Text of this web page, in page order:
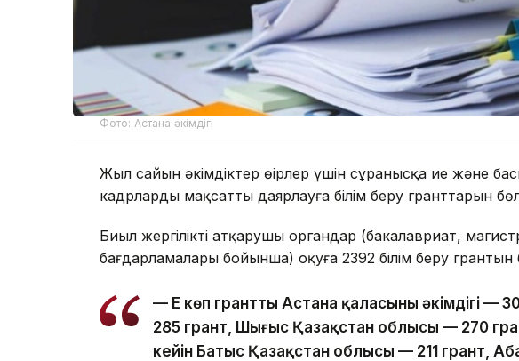
Фото: Астана әкімдігі
Жыл сайын әкімдіктер өңірлер үшін сұранысқа ие және
кадрларды мақсатты даярлауға білім беру гранттарын
Биыл жергілікті атқарушы органдар (бакалавриат,
бағдарламалары бойынша) оқуға 2392 білім беру грантын
— Ең көп грантты Астана қаласының әкімдігі
285 грант, Шығыс Қазақстан облысы — 270
кейін Батыс Қазақстан облысы — 211 грант,